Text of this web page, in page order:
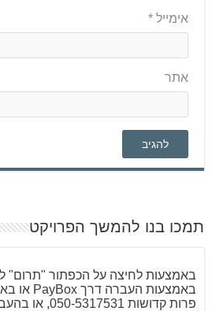
אימייל *
אתר
תמכו בנו להמשך הפרויקט
פרות קדושות